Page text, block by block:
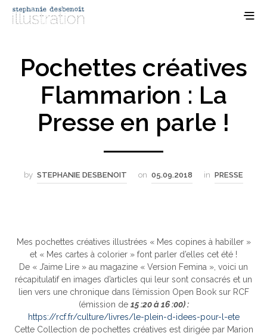
Pochettes créatives
Flammarion : La
Presse en parle !
by STEPHANIE DESBENOIT on 05.09.2018 in PRESSE
Mes pochettes créatives illustrées « Mes copines à habiller »
et « Mes cartes à colorier » font parler d’elles cet été !
De « J’aime Lire » au magazine « Version Femina », voici un
récapitulatif en images d’articles qui leur sont consacrés et un
lien vers une chronique dans l’émission Open Book sur RCF
(émission de 15 :20 à 16 :00) :
https://rcf.fr/culture/livres/le-plein-d-idees-pour-l-ete
Cette Collection de pochettes créatives est dirigée par Marion